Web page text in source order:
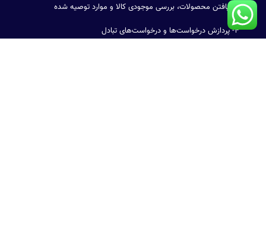
۳- یافتن محصولات، بررسی موجودی کالا و موارد توصیه شده
۴- پردازش درخواست‌ها و درخواست‌های تبادل